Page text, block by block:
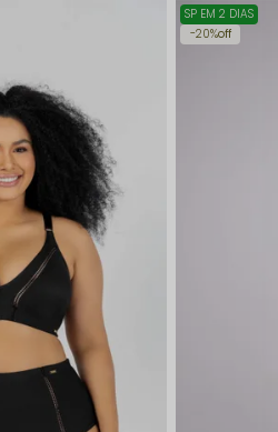
20%off
SP EM 2 DIAS